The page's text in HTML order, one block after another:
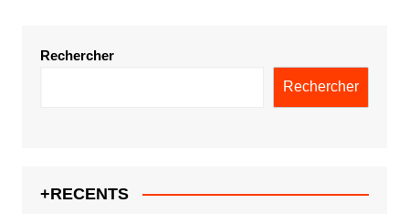
Rechercher
Rechercher
+RECENTS